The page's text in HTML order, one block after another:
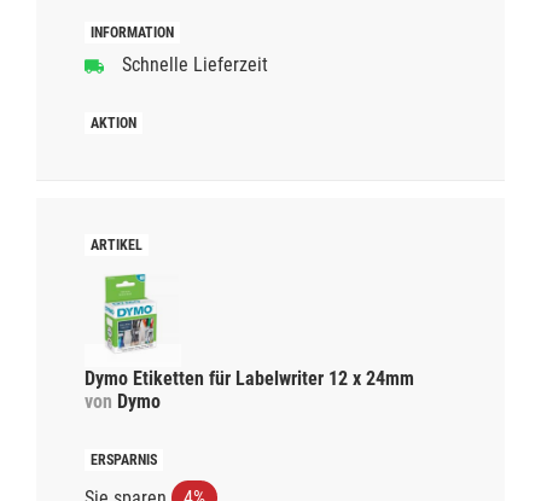
Schnelle Lieferzeit
Dymo Etiketten für Labelwriter 12 x 24mm
von Dymo